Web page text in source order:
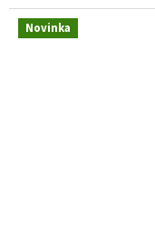
Novinka